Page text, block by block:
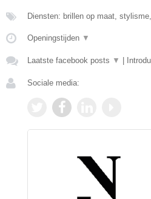
Diensten: brillen op maat,
Openingstijden ▼
Laatste facebook posts ▼ |
Sociale media: